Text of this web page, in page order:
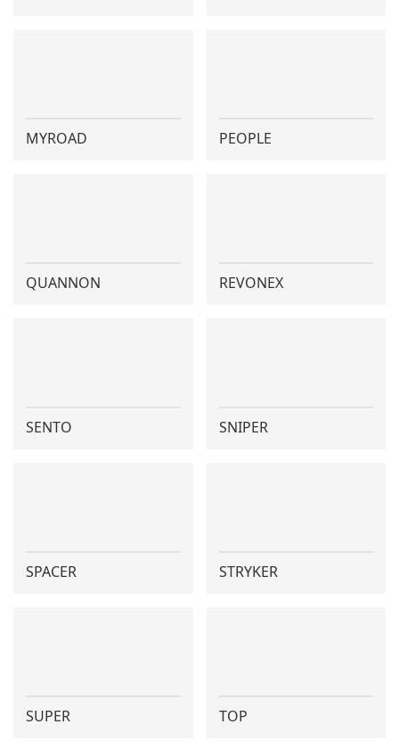
MYROAD PEOPLE
QUANNON REVONEX
SENTO SNIPER
SPACER STRYKER
SUPER TOP